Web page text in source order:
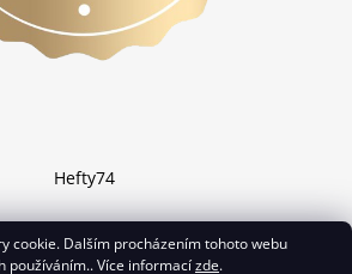
cookie. Dalším procházením tohoto webu
používáním.. Více informacízde.
Hefty74